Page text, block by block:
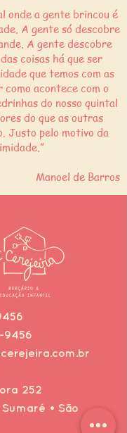
onde a gente brincou é
A gente só descobre
A gente descobre
coisas há que ser
que temos com as
como acontece com o
do nosso quintal
do que as outras
Justo pelo motivo da
Manoel de Barros
9456
252
Sumaré • São